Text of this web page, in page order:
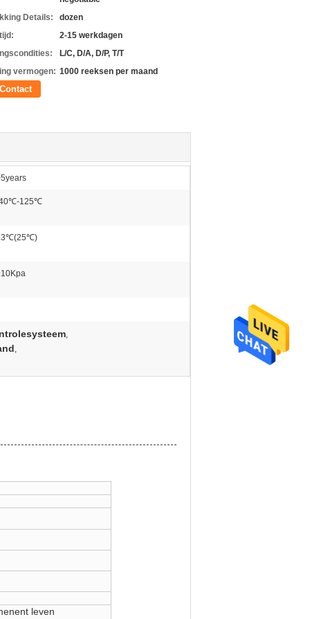
Details:
dozen
2-15 werkdagen
L/C, D/A, D/P, T/T
vermogen: 1000 reeksen per maand
Contact
125℃
,
,
leven